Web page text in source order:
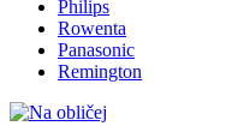
Philips
Rowenta
Panasonic
Remington